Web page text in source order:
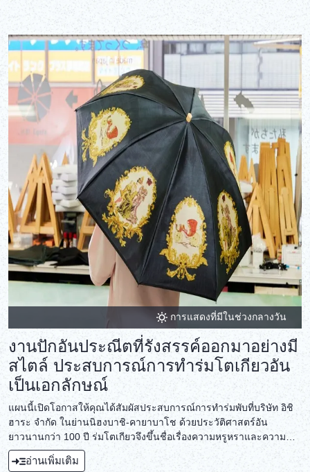
การแสดงที่มีในช่วงกลางวัน
งานปักอันประณีตที่รังสรรค์ออกมาอย่างมี
สไตล์ ประสบการณ์การทำร่มโตเกียวอัน
เป็นเอกลักษณ์
แผนนี้เปิดโอกาสให้คุณได้สัมผัสประสบการณ์การทำร่มพับที่บริษัท อิชิ
ฮาระ จำกัด ในย่านนิฮงบาชิ-คายาบาโช ด้วยประวัติศาสตร์อัน
ยาวนานกว่า 100 ปี ร่มโตเกียวจึงขึ้นชื่อเรื่องความหรูหราและความ
ทนทาน บริษัท อิชิฮาระ จำกัด ได้พัฒนาเทคนิคการทำร่มมากว่า 80 ปี
และยังคงสร้างสรรค์ผลงานที่ได้รับแรงบันดาลใจจากแฟชั่นของ
อ่านเพิ่มเติม